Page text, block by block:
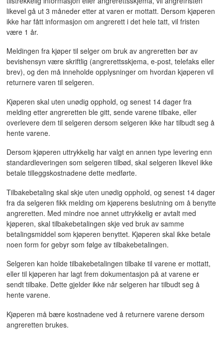
likevel gå ut 3 måneder etter at varen er mottatt. Dersom kjøperen
ikke har fått informasjon om angrerett i det hele tatt, vil fristen
være 1 år.
Meldingen fra kjøper til selger om bruk av angreretten bør av
bevishensyn være skriftlig (angrerettsskjema, e-post, telefaks eller
brev), og den må inneholde opplysninger om hvordan kjøperen vil
returnere varen til selgeren.
Kjøperen skal uten unødig opphold, og senest 14 dager fra
melding etter angreretten ble gitt, sende varene tilbake, eller
overlevere dem til selgeren dersom selgeren ikke har tilbudt seg å
hente varene.
Dersom kjøperen uttrykkelig har valgt en annen type levering enn
standardleveringen som selgeren tilbød, skal selgeren likevel ikke
betale tilleggskostnadene dette medførte.
Tilbakebetaling skal skje uten unødig opphold, og senest 14 dager
fra da selgeren fikk melding om kjøperens beslutning om å benytte
angreretten. Med mindre noe annet uttrykkelig er avtalt med
kjøperen, skal tilbakebetalingen skje ved bruk av samme
betalingsmiddel som kjøperen benyttet. Kjøperen skal ikke betale
noen form for gebyr som følge av tilbakebetalingen.
Selgeren kan holde tilbakebetalingen tilbake til varene er mottatt,
eller til kjøperen har lagt frem dokumentasjon på at varene er
sendt tilbake. Dette gjelder ikke når selgeren har tilbudt seg å
hente varene.
Kjøperen må bære kostnadene ved å returnere varene dersom
angreretten brukes.